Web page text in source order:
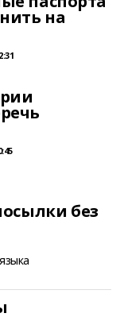
на
без